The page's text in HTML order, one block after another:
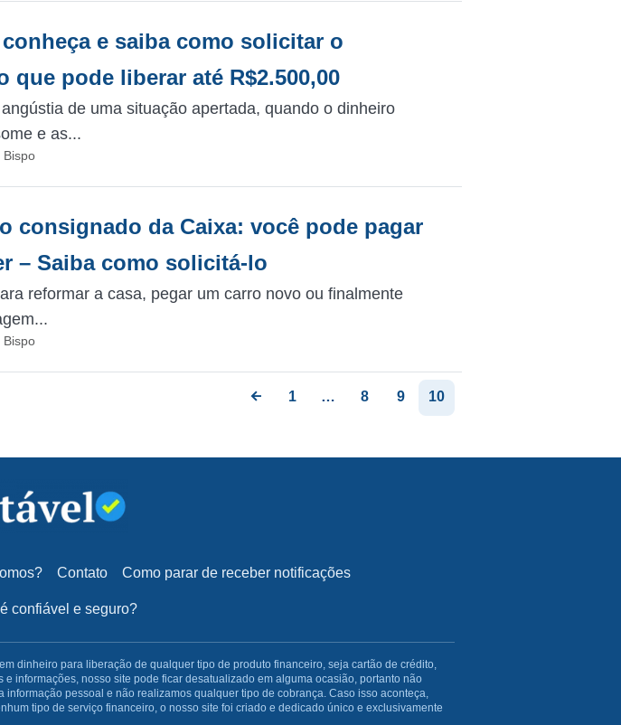
e saiba como solicitar o
que pode liberar até R$2.500,00
de uma situação apertada, quando o dinheiro
e as...
Bispo
consignado da Caixa: você pode pagar
– Saiba como solicitá-lo
reformar a casa, pegar um carro novo ou finalmente
Bispo
1 … 8 9 10
Contato Como parar de receber notificações
confiável e seguro?
dinheiro para liberação de qualquer tipo de produto financeiro, seja cartão de crédito,
informações, nosso site pode ficar desatualizado em alguma ocasião, portanto não
pessoal e não realizamos qualquer tipo de cobrança. Caso isso aconteça,
tipo de serviço financeiro, o nosso site foi criado e dedicado único e exclusivamente